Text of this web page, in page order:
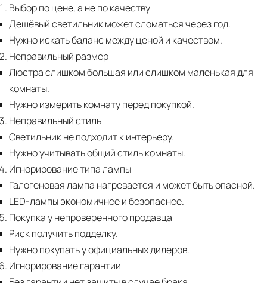
Выбор по цене, а не по качеству
Дешёвый светильник может сломаться через год.
Нужно искать баланс между ценой и качеством.
Неправильный размер
Люстра слишком большая или слишком маленькая для
комнаты.
Нужно измерить комнату перед покупкой.
Неправильный стиль
Светильник не подходит к интерьеру.
Нужно учитывать общий стиль комнаты.
Игнорирование типа лампы
Галогеновая лампа нагревается и может быть опасной.
LED-лампы экономичнее и безопаснее.
Покупка у непроверенного продавца
Риск получить подделку.
Нужно покупать у официальных дилеров.
Игнорирование гарантии